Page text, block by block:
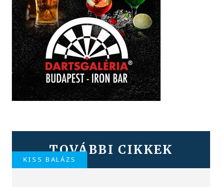
TOVÁBBI CIKKEK
KISS BALÁZS